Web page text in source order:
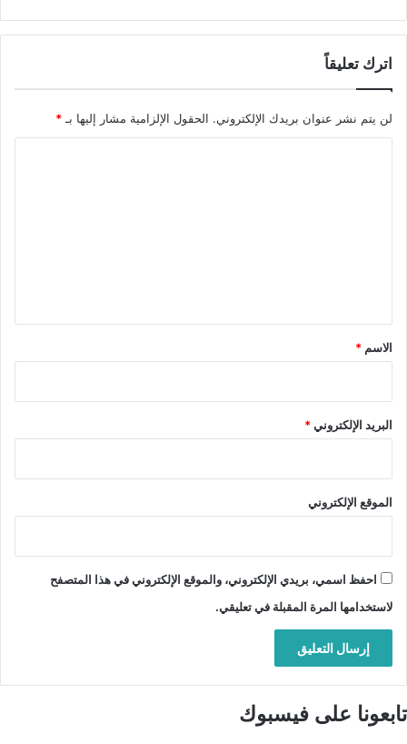
اترك تعليقاً
لن يتم نشر عنوان بريدك الإلكتروني. الحقول الإلزامية مشار إليها بـ *
*
الاسم *
البريد الإلكتروني*
الموقع الإلكتروني
احفظ اسمي، بريدي الإلكتروني، والموقع الإلكتروني في هذا المتصفح
لاستخدامها المرة المقبلة في تعليقي.
تابعونا على فيسبوك